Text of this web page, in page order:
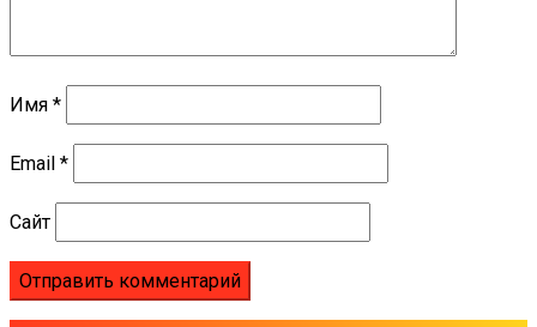
Имя *
Email *
Сайт